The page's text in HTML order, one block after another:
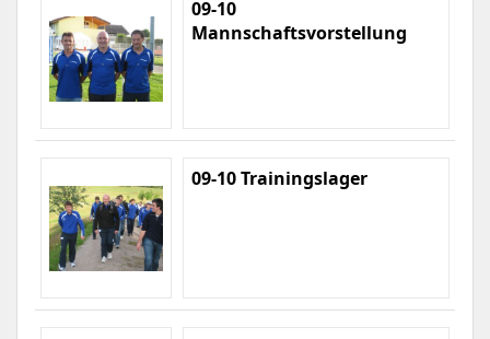
09-10
Mannschaftsvorstellung
09-10 Trainingslager